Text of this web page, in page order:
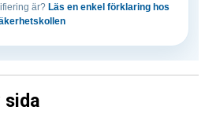
är? Läs en enkel förklaring hos
sida